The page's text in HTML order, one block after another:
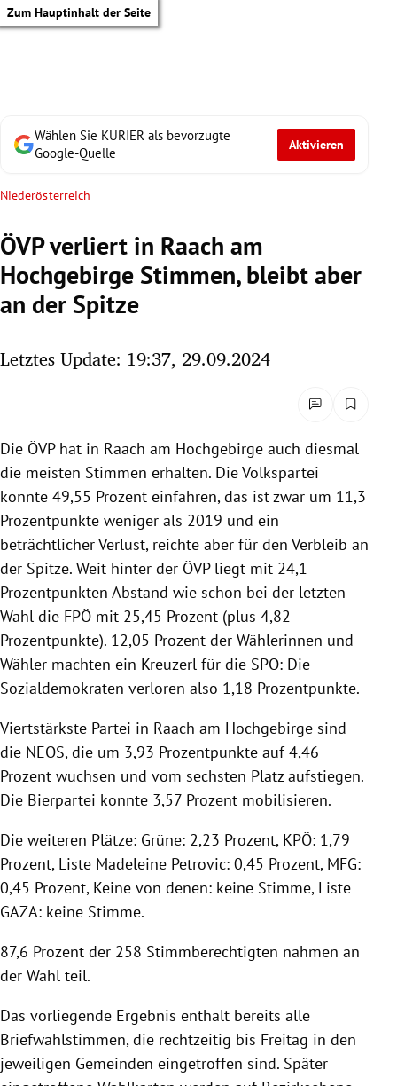
Zum Hauptinhalt der Seite
Untermenü
Untermenü
Untermenü
Untermenü
Untermenü
Untermenü
Untermenü
Wählen Sie KURIER als bevorzugte
Google-Quelle
Aktivieren
Niederösterreich
ÖVP verliert in Raach am
Hochgebirge Stimmen, bleibt aber
an der Spitze
Letztes Update: 19:37, 29.09.2024
Die ÖVP hat in Raach am Hochgebirge auch diesmal
die meisten Stimmen erhalten. Die Volkspartei
konnte 49,55 Prozent einfahren, das ist zwar um 11,3
Prozentpunkte weniger als 2019 und ein
beträchtlicher Verlust, reichte aber für den Verbleib an
der Spitze. Weit hinter der ÖVP liegt mit 24,1
Prozentpunkten Abstand wie schon bei der letzten
Wahl die FPÖ mit 25,45 Prozent (plus 4,82
Prozentpunkte). 12,05 Prozent der Wählerinnen und
Wähler machten ein Kreuzerl für die SPÖ: Die
Sozialdemokraten verloren also 1,18 Prozentpunkte.
Viertstärkste Partei in Raach am Hochgebirge sind
die NEOS, die um 3,93 Prozentpunkte auf 4,46
Prozent wuchsen und vom sechsten Platz aufstiegen.
Die Bierpartei konnte 3,57 Prozent mobilisieren.
Die weiteren Plätze: Grüne: 2,23 Prozent, KPÖ: 1,79
Prozent, Liste Madeleine Petrovic: 0,45 Prozent, MFG:
0,45 Prozent, Keine von denen: keine Stimme, Liste
GAZA: keine Stimme.
87,6 Prozent der 258 Stimmberechtigten nahmen an
der Wahl teil.
Das vorliegende Ergebnis enthält bereits alle
Briefwahlstimmen, die rechtzeitig bis Freitag in den
jeweiligen Gemeinden eingetroffen sind. Später